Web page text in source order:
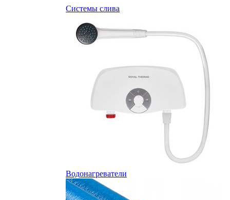
Системы слива
Водонагреватели